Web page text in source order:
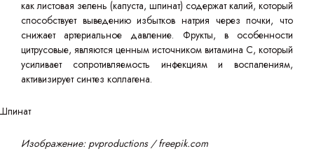
как листовая зелень (капуста, шпинат) содержат калий, который
способствует выведению избытков натрия через почки, что
снижает артериальное давление. Фрукты, в особенности
цитрусовые, являются ценным источником витамина С, который
усиливает сопротивляемость инфекциям и воспалениям,
активизирует синтез коллагена.
Изображение: pvproductions / freepik.com